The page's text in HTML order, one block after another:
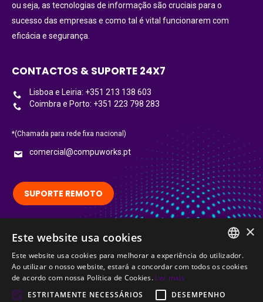
ou seja, as tecnologias de informação são cruciais para o
sucesso das empresas e como tal é vital funcionarem com
eficácia e segurança.
CONTACTOS & SUPORTE 24X7
Lisboa e Leiria: +351 213 138 603
Coimbra e Porto: +351 223 798 283
*(Chamada para rede fixa nacional)
comercial@compuworks.pt
SUPORTE REMOTO
Siga-nos no LinkedIn:
LinkedIn
Certified
PORTUGUESE
×
Este website usa cookies
Este website usa cookies para melhorar a experiência do utilizador.
Ao utilizar o nosso website, estará a concordar com todos os cookies
de acordo com nossa Política de Cookies. Ler mais
ESTRITAMENTE NECESSÁRIOS
DESEMPENHO